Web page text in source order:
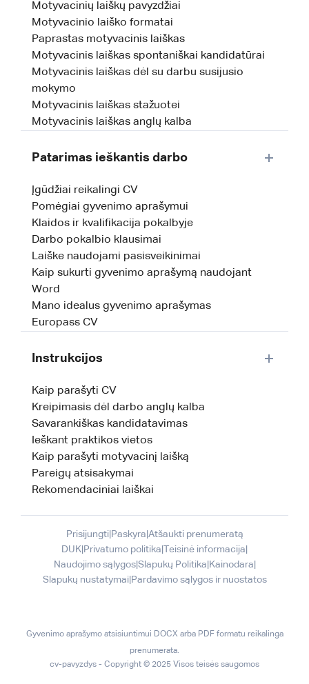
Motyvacinių laiškų pavyzdžiai
Motyvacinio laiško formatai
Paprastas motyvacinis laiškas
Motyvacinis laiškas spontaniškai kandidatūrai
Motyvacinis laiškas dėl su darbu susijusio
mokymo
Motyvacinis laiškas stažuotei
Motyvacinis laiškas anglų kalba
Patarimas ieškantis darbo
Įgūdžiai reikalingi CV
Pomėgiai gyvenimo aprašymui
Klaidos ir kvalifikacija pokalbyje
Darbo pokalbio klausimai
Laiške naudojami pasisveikinimai
Kaip sukurti gyvenimo aprašymą naudojant
Word
Mano idealus gyvenimo aprašymas
Europass CV
Instrukcijos
Kaip parašyti CV
Kreipimasis dėl darbo anglų kalba
Savarankiškas kandidatavimas
Ieškant praktikos vietos
Kaip parašyti motyvacinį laišką
Pareigų atsisakymai
Rekomendaciniai laiškai
Prisijungti| Paskyra Atšaukti prenumeratą
DUK Privatumo politika Teisinė informacija
Naudojimo sąlygos| Slapukų Politika Kainodara
Slapukų nustatymai| Pardavimo sąlygos ir nuostatos
Gyvenimo aprašymo atsisiuntimui DOCX arba PDF formatu reikalinga
prenumerata.
cv-pavyzdys - Copyright © 2025 Visos teisės saugomos